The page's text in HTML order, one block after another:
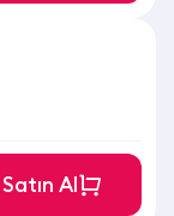
Satın Al